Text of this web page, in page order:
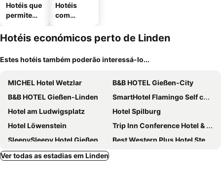
Hotéis que
permitem
Hotéis
com
mento
Hotéis económicos perto de Linden
Estes hotéis também poderão interessá-lo...
MICHEL Hotel Wetzlar
B&B HOTEL Gießen-City
B&B HOTEL Gießen-Linden
SmartHotel Flamingo Self check-in
Hotel am Ludwigsplatz
Hotel Spilburg
Hotel Löwenstein
Trip Inn Conference Hotel & Suites
SleepySleepy Hotel Gießen
Best Western Plus Hotel Steinsgarten
Trip Inn City Hotel Giessen
Ver todas as estadias em Linden